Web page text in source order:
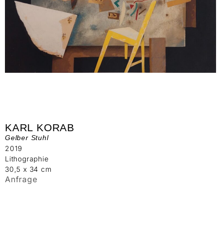
KARL KORAB
Gelber Stuhl
2019
Lithographie
30,5 x 34 cm
Anfrage